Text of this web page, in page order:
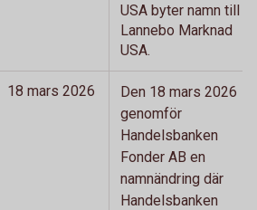
USA byter namn till
Lannebo Marknad
USA.
18 mars 2026
Den 18 mars 2026
genomför
Handelsbanken
Fonder AB en
namnändring där
Handelsbanken